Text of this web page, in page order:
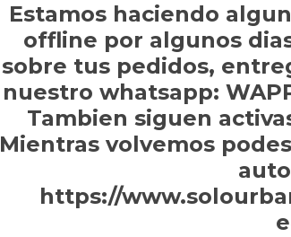
Estamos haciendo
offline por algunos
sobre tus pedidos,
nuestro whatsapp:
Tambien siguen
Mientras volvemos
https://